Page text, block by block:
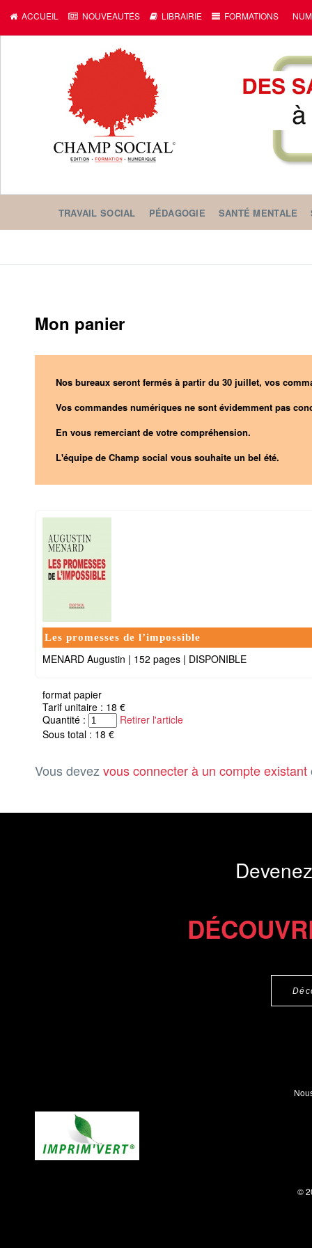
ACCUEIL NOUVEAUTÉS LIBRAIRIE FORMATIONS
TRAVAIL SOCIAL PÉDAGOGIE SANTÉ MENTALE
Mon panier
Nos bureaux seront fermés à partir du 30 juillet, vos
Vos commandes numériques ne sont évidemment pas
En vous remerciant de votre compréhension.
L'équipe de Champ social vous souhaite un bel été.
Les promesses de l’impossible
MENARD Augustin | 152 pages | DISPONIBLE
format papier
Tarif unitaire : 18 €
Quantité :
Retirer l'article
Sous total : 18 €
Vous devez vous connecter à un compte existant
©